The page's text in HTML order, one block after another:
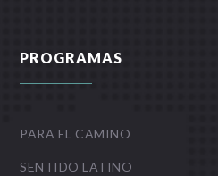
PROGRAMAS
PARA EL CAMINO
SENTIDO LATINO